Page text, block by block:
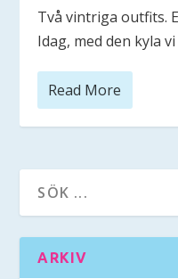
Två vintriga outfits.
Idag, med den kyla
Read More
ARKIV